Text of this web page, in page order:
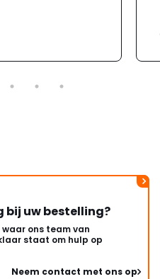
bij uw bestelling?
waar ons team van
staat om hulp op
Neem contact met ons op